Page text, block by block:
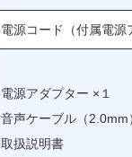
電源コード（付属電
電源アダプター ×１
音声ケーブル（
取扱説明書